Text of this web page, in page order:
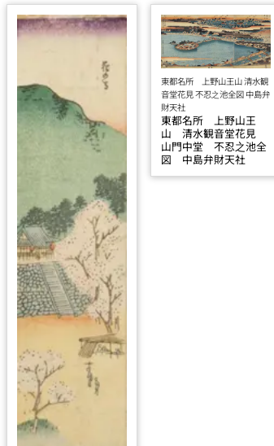
東都名所 上野山王山 清水観
音堂花見 不忍之池全図 中島弁
財天社
東都名所 上野山王
山 清水観音堂花見
山門中堂 不忍之池全
図 中島弁財天社